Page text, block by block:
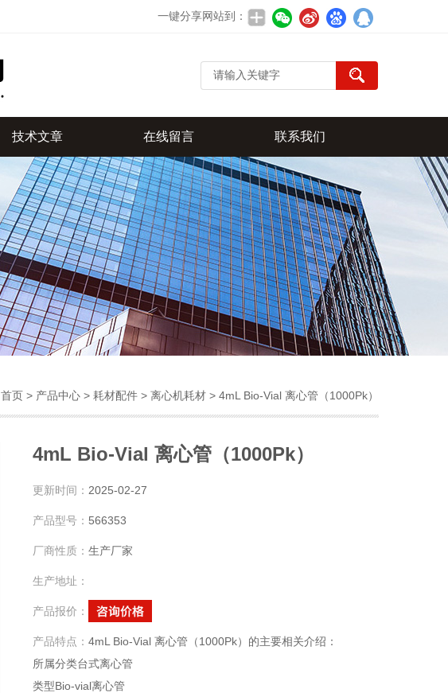
一键分享网站到：
技术文章 在线留言 联系我们
首页 > 产品中心 > 耗材配件 > 离心机耗材 > 4mL Bio-Vial 离心管（1000Pk）
4mL Bio-Vial 离心管（1000Pk）
更新时间： 2025-02-27
产品型号： 566353
厂商性质： 生产厂家
生产地址：
产品报价：
产品特点： 4mL Bio-Vial 离心管（1000Pk）的主要相关介绍：
所属分类台式离心管
类型Bio-vial离心管